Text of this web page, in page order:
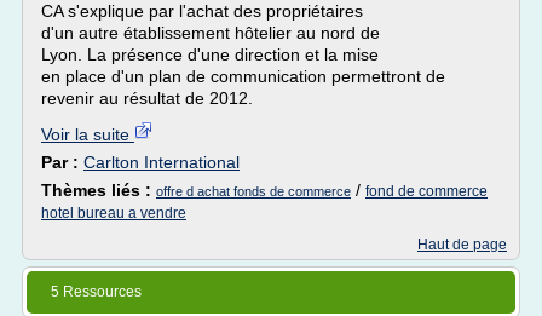
CA s'explique par l'achat des propriétaires
d'un autre établissement hôtelier au nord de
Lyon. La présence d'une direction et la mise
en place d'un plan de communication permettront de
revenir au résultat de 2012.
Voir la suite
Par : Carlton International
Thèmes liés : offre d achat fonds de commerce / fond de commerce
hotel bureau a vendre
Haut de page
5 Ressources